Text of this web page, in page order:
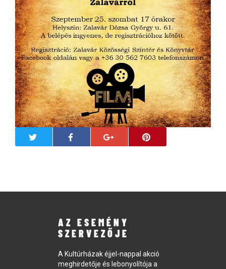
AZ ESEMÉNY
SZERVEZŐJE
A Kultúrházak éjjel-nappal akció
meghirdetője és lebonyolítója a